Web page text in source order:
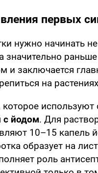
первых
нужно начинать не
и заключается
на
используют
с йодом. Для
10–15 капель
образует на
роль